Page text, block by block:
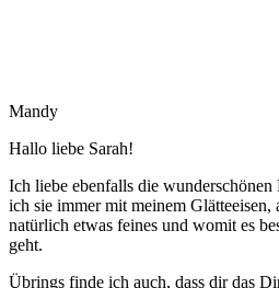
Mandy
Hallo liebe Sarah!
Ich liebe ebenfalls die
ich sie immer mit meinem Glätteeisen,
natürlich etwas feines und womit es
geht.
Übrings finde ich auch, dass dir das